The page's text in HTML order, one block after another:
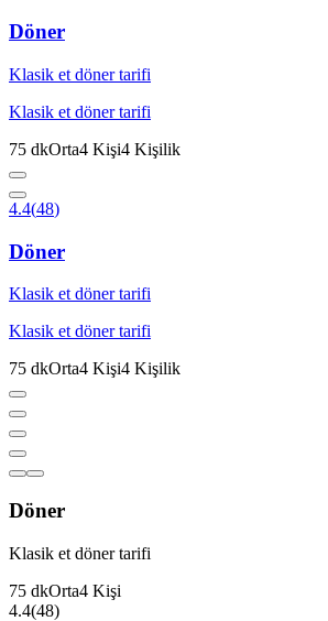
Döner
Klasik et döner tarifi
Klasik et döner tarifi
75 dkOrta4 Kişi4 Kişilik
4.4(48)
Döner
Klasik et döner tarifi
Klasik et döner tarifi
75 dkOrta4 Kişi4 Kişilik
Döner
Klasik et döner tarifi
75 dkOrta4 Kişi
4.4(48)